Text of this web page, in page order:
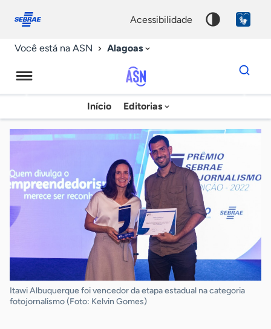
conosco
acessibilidade
Você está na ASN Alagoas
Agência
Sebrae
de
Notícias
Início Editorias
Dados
para
chave
Itawi Albuquerque foi vencedor da etapa estadual na categoria
fotojornalismo (Foto: Kelvin Gomes)